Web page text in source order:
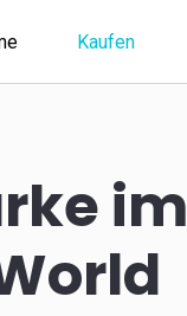
Kaufen
im